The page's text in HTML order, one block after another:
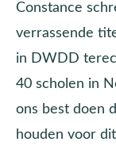
Constance
verrassende
in DWDD
40 scholen in
ons best doen
houden voor